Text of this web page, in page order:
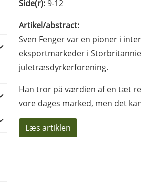
Side(r):9-12
Artikel/abstract:
Sven Fenger var en pioner i
eksportmarkeder i
juletræsdyrkerforening.
Han tror på værdien af en tæt
vore dages marked, men det
Læs artiklen